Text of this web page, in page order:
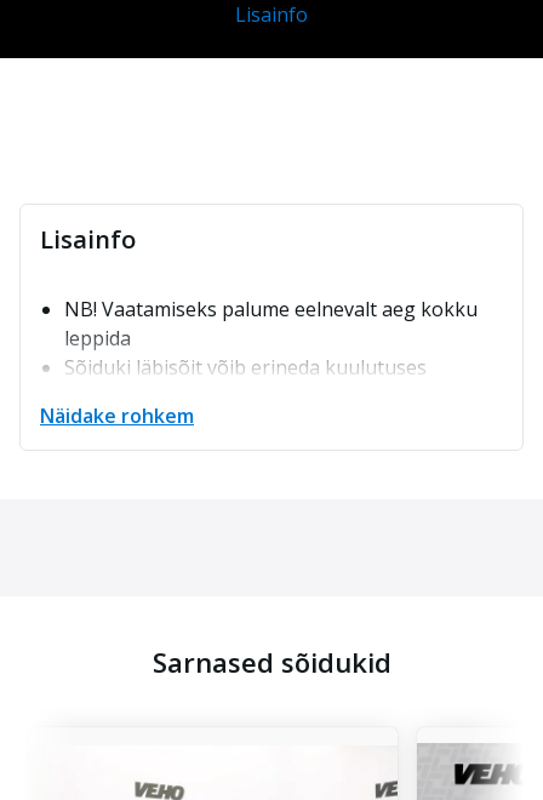
Lisainfo
Lisainfo
NB! Vaatamiseks palume eelnevalt aeg kokku
leppida
Sõiduki läbisõit võib erineda kuulutuses
Veho Tallinn esinduse demosõiduk
Ostame tagasi Teie olemasoleva sõiduki
Näidake rohkem
Sarnased sõidukid